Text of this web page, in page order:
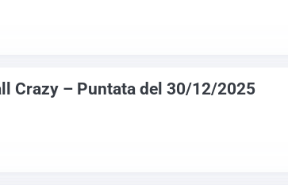
Crazy – Puntata del 30/12/2025